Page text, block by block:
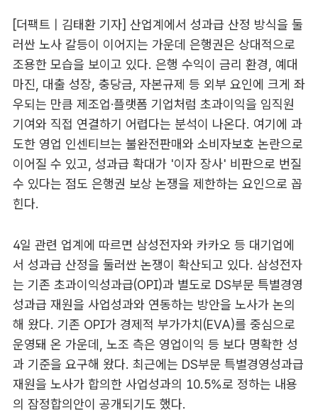
[더팩트 | 김태환 기자] 산업계에서 성과급 산정 방식을 둘
러싼 노사 갈등이 이어지는 가운데 은행권은 상대적으로
조용한 모습을 보이고 있다. 은행 수익이 금리 환경, 예대
마진, 대출 성장, 충당금, 자본규제 등 외부 요인에 크게 좌
우되는 만큼 제조업·플랫폼 기업처럼 초과이익을 임직원
기여와 직접 연결하기 어렵다는 분석이 나온다. 여기에 과
도한 영업 인센티브는 불완전판매와 소비자보호 논란으로
이어질 수 있고, 성과급 확대가 '이자 장사' 비판으로 번질
수 있다는 점도 은행권 보상 논쟁을 제한하는 요인으로 꼽
힌다.
4일 관련 업계에 따르면 삼성전자와 카카오 등 대기업에
서 성과급 산정을 둘러싼 논쟁이 확산되고 있다. 삼성전자
는 기존 초과이익성과급(OPI)과 별도로 DS부문 특별경영
성과급 재원을 사업성과와 연동하는 방안을 노사가 논의
해 왔다. 기존 OPI가 경제적 부가가치(EVA)를 중심으로
운영돼 온 가운데, 노조 측은 영업이익 등 보다 명확한 성
과 기준을 요구해 왔다. 최근에는 DS부문 특별경영성과급
재원을 노사가 합의한 사업성과의 10.5%로 정하는 내용
의 잠정합의안이 공개되기도 했다.